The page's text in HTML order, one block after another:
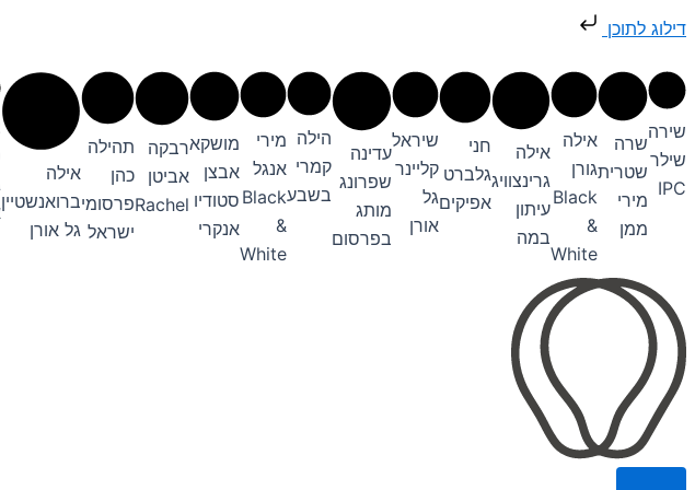
דילוג לתוכן
לתוכן
שירה
שילר
IPC
שרה
שטרית
מירי
ממן
אילה
גורן
Black
&
White
אילה
גרינצוויג
עיתון
במה
חני
גלברט
אפיקים
שיראל
קליינר
גל
אורן
עדינה
שפרונג
מותג
בפרסום
הילה
קמרי
בשבע
מירי
אנגל
Black
&
White
מושקא
אבצן
סטודיו
אנקרי
רבקה
אביטן
Rachel
תהילה
כהן
פרסומי
ישראל
אילה
ברואנשטיין
גל אורן